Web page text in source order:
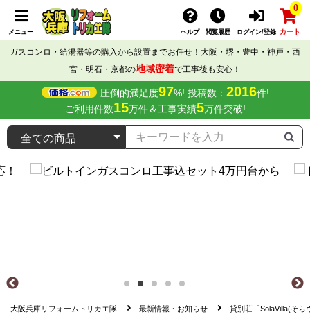
メニュー ヘルプ 閲覧履歴 ログイン/登録
0
カート
ガスコンロ・給湯器等の購入から設置までお任せ！大阪・堺・豊中・神戸・西
宮・明石・京都の地域密着で工事後も安心！
圧倒的満足度97%! 投稿数： 2016件!
ご利用件数15万件＆工事実績5万件突破!
大阪兵庫リフォームトリカエ隊 最新情報・お知らせ 貸別荘「SolaVilla(そら